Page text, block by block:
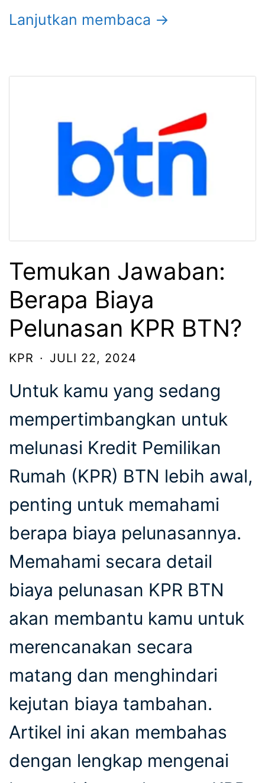
Lanjutkan membaca →
Temukan Jawaban:
Berapa Biaya
Pelunasan KPR BTN?
KPR · JULI 22, 2024
Untuk kamu yang sedang
mempertimbangkan untuk
melunasi Kredit Pemilikan
Rumah (KPR) BTN lebih awal,
penting untuk memahami
berapa biaya pelunasannya.
Memahami secara detail
biaya pelunasan KPR BTN
akan membantu kamu untuk
merencanakan secara
matang dan menghindari
kejutan biaya tambahan.
Artikel ini akan membahas
dengan lengkap mengenai